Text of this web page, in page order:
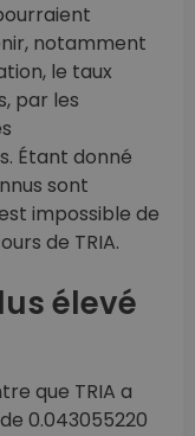
notamment
le taux
par les
Étant donné
sont
impossible de
de TRIA.
élevé
que TRIA a
0.043055220